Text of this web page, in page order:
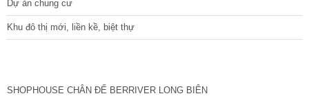
Dự án chung cư
Khu đô thị mới, liền kề, biệt thự
SHOPHOUSE CHÂN ĐẾ BERRIVER LONG BIÊN